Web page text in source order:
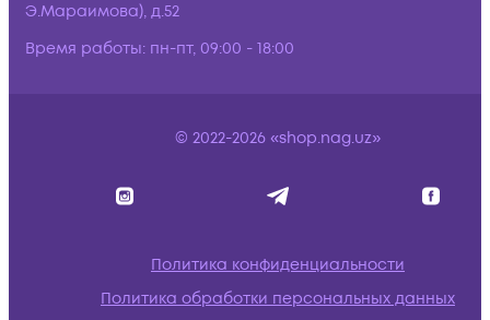
Э.Мараимова), д.52
Время работы: пн-пт, 09:00 - 18:00
© 2022-2026 «shop.nag.uz»
Политика конфиденциальности
Политика обработки персональных данных